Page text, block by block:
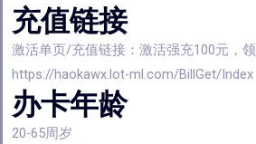
充值链接
激活单页/充值链接：激活强充100元，
https://haokawx.lot-ml.com/BillGet/Index
办卡年龄
20-65周岁